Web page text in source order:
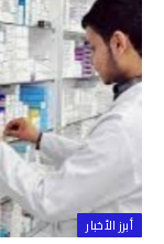
أبرز الأخبار